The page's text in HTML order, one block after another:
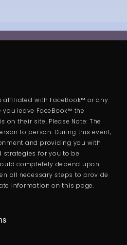
affiliated with FaceBook™ or any
you leave FaceBook™ the
their site. Please Note: The
to person. During this event,
and providing you with
strategies for you to be
completely depend upon
all necessary steps to provide
information on this page.